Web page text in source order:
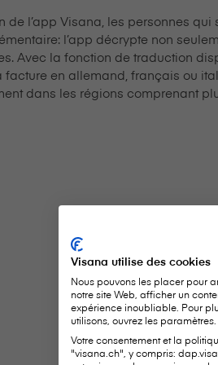
de l’app V⁠i⁠s⁠a⁠n⁠a, les personnes
l’app décrypte non
Avec la fonction de traduction
facture en allemand, français ou
dans les régions comprenant
Visana utilise des cookies
Nous pouvons les placer pour
notre site Web, afficher un
expérience inoubliable. Pour
utilisons, ouvrez les paramètres.
Votre consentement et la
"visana.ch", y compris: